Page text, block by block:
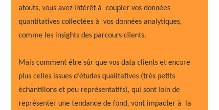
atouts, vous avez intérêt à coupler vos données
quantitatives collectées à vos données analytiques,
comme les insights des parcours clients.
Mais comment être sûr que vos data clients et encore
plus celles issues d’études qualitatives (très petits
échantillons et peu représentatifs), qui sont loin de
représenter une tendance de fond, vont impacter à la